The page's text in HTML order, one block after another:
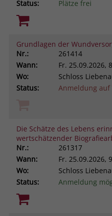
Status: Plätze frei
Grundlagen der
Nr.:
261414
Wann:
Fr. 25.09.2026,
Wo:
Schloss
Status:
Anmeldung auf
Die Schätze des Lebens
wertschätzender
Nr.:
261317
Wann:
Fr. 25.09.2026,
Wo:
Schloss
Status:
Anmeldung